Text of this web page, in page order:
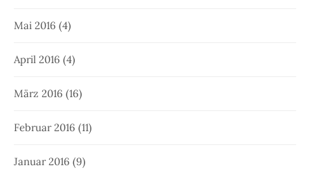
Mai 2016 (4)
April 2016 (4)
März 2016 (16)
Februar 2016 (11)
Januar 2016 (9)